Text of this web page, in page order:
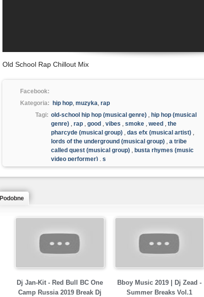
Old School Rap Chillout Mix
Facebook:
Kategoria:
hip hop, muzyka, rap
Tagi: old-school hip hop (musical genre) , hip hop (musical
genre) , rap , good , vibes , smoke , weed , the
pharcyde (musical group) , das efx (musical artist) ,
lords of the underground (musical group) , a tribe
called quest (musical group) , busta rhymes (music
video performer) , s
Podobne
Dj Jan-Kit - Red Bull BC One
Camp Russia 2019 Break Dj
Bboy Music 2019 | Dj Zead -
Summer Breaks Vol.1